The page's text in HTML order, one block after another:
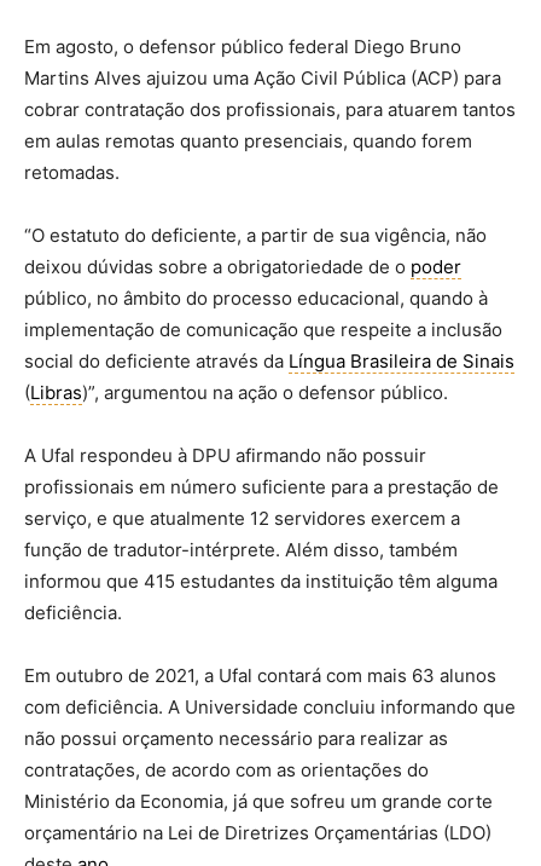
Em agosto, o defensor público federal Diego Bruno
Martins Alves ajuizou uma Ação Civil Pública (ACP) para
cobrar contratação dos profissionais, para atuarem tantos
em aulas remotas quanto presenciais, quando forem
retomadas.
“O estatuto do deficiente, a partir de sua vigência, não
deixou dúvidas sobre a obrigatoriedade de o poder
público, no âmbito do processo educacional, quando à
implementação de comunicação que respeite a inclusão
social do deficiente através da Língua Brasileira de Sinais
(Libras)”, argumentou na ação o defensor público.
A Ufal respondeu à DPU afirmando não possuir
profissionais em número suficiente para a prestação de
serviço, e que atualmente 12 servidores exercem a
função de tradutor-intérprete. Além disso, também
informou que 415 estudantes da instituição têm alguma
deficiência.
Em outubro de 2021, a Ufal contará com mais 63 alunos
com deficiência. A Universidade concluiu informando que
não possui orçamento necessário para realizar as
contratações, de acordo com as orientações do
Ministério da Economia, já que sofreu um grande corte
orçamentário na Lei de Diretrizes Orçamentárias (LDO)